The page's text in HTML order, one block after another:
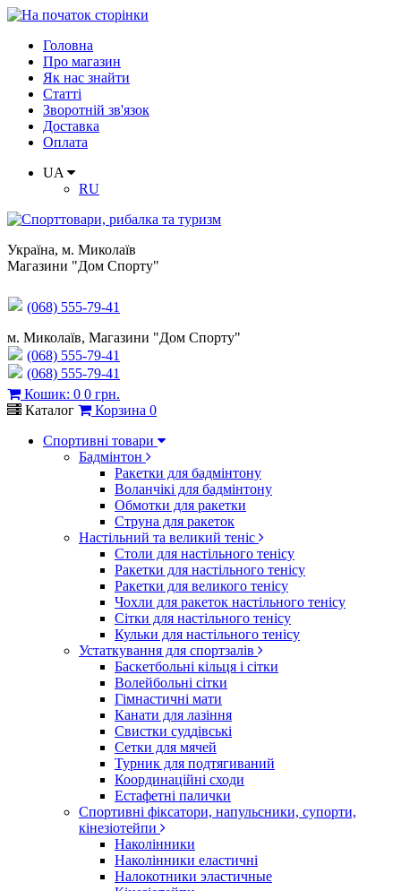
Головна
Про магазин
Як нас знайти
Статті
Зворотній зв'язок
Доставка
Оплата
UA
RU
Україна, м. Миколаїв
Магазини "Дом Спорту"
(068) 555-79-41
м. Миколаїв, Магазини "Дом Спорту"
(068) 555-79-41
(068) 555-79-41
Кошик: 0 0 грн.
Каталог
Корзина 0
Спортивні товари
Бадмінтон
Ракетки для бадмінтону
Воланчікі для бадмінтону
Обмотки для ракетки
Струна для ракеток
Настільний та великий теніс
Столи для настільного тенісу
Ракетки для настільного тенісу
Ракетки для великого тенісу
Чохли для ракеток настільного тенісу
Сітки для настільного тенісу
Кульки для настільного тенісу
Устаткування для спортзалів
Баскетбольні кільця і сітки
Волейбольні сітки
Гімнастичні мати
Канати для лазіння
Свистки суддівські
Сетки для мячей
Турник для подтягиваний
Координаційні сходи
Естафетні палички
Спортивні фіксатори, напульсники, супорти,
кінезіотейпи
Наколінники
Наколінники еластичні
Налокотники эластичные